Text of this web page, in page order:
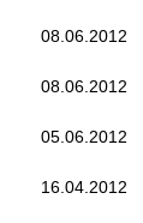
08.06.2012
08.06.2012
05.06.2012
16.04.2012